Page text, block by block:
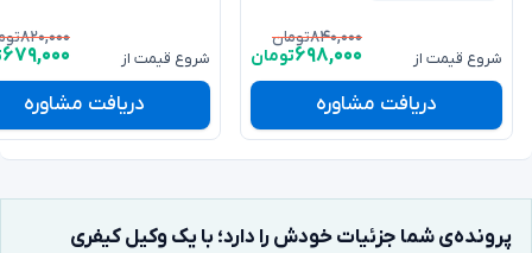
شروع قیمت از
۸۴۰,۰۰۰تومان
۶۹۸,۰۰۰تومان
دریافت مشاوره
شروع قیمت از
۸۲۰,۰۰۰
۶۷۹,۰۰۰
دریافت مشاوره
پرونده‌ی شما جزئیات خودش را دارد؛ با یک وکیل کیفری